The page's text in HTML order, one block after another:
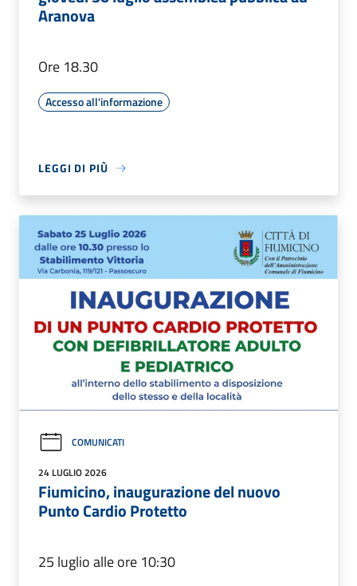
Aranova
Ore 18.30
Accesso all'informazione
LEGGI DI PIÙ
COMUNICATI
24 LUGLIO 2026
Fiumicino, inaugurazione del nuovo
Punto Cardio Protetto
25 luglio alle ore 10:30